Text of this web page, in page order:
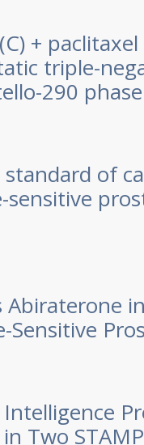
+
triple-
290
standard of
Abiraterone
Two